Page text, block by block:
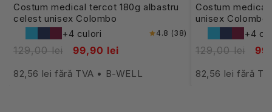
Costum medical tercot 180g albastru
celest unisex Colombo
+4 culori
4.8 (38)
129,00 lei 99,90 lei
82,56 lei fără TVA • B-WELL
Costum medical
unisex Colombo
+4
129,00 lei
82,56 lei fără